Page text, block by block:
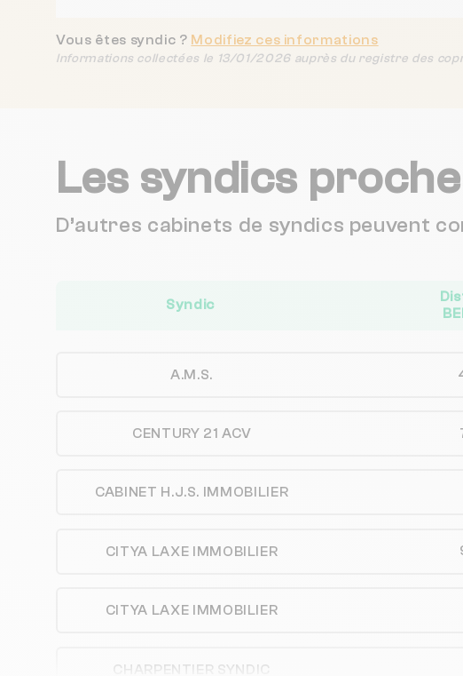
Vous êtes syndic ? Modifiez ces informations
Informations collectées le 13/01/2026 auprès du registre des
Les syndics
D’autres cabinets de syndics peuvent
Syndic
A.M.S.
CENTURY 21 ACV
CABINET H.J.S. IMMOBILIER
CITYA LAXE IMMOBILIER
CITYA LAXE IMMOBILIER
CHARPENTIER SYNDIC